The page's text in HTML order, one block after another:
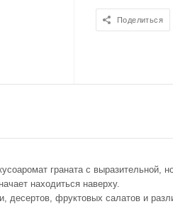
Поделиться
граната с выразительной,
находиться наверху.
десертов, фруктовых салатов и